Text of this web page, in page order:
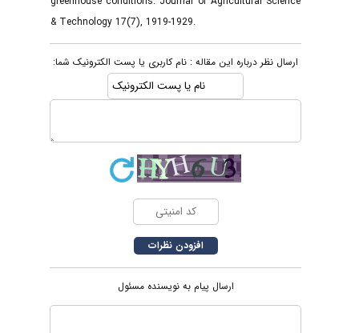
& Technology 17(7), 1919-1929.
ارسال نظر درباره این مقاله : نام کاربری یا پست الکترونیک شما:
ارسال پیام به نویسنده مسئول